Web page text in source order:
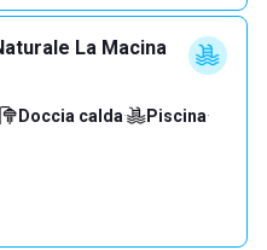
La Macina
Doccia calda· Piscina·